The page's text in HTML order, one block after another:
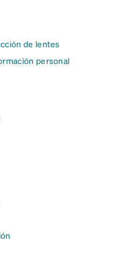
de lentes
personal